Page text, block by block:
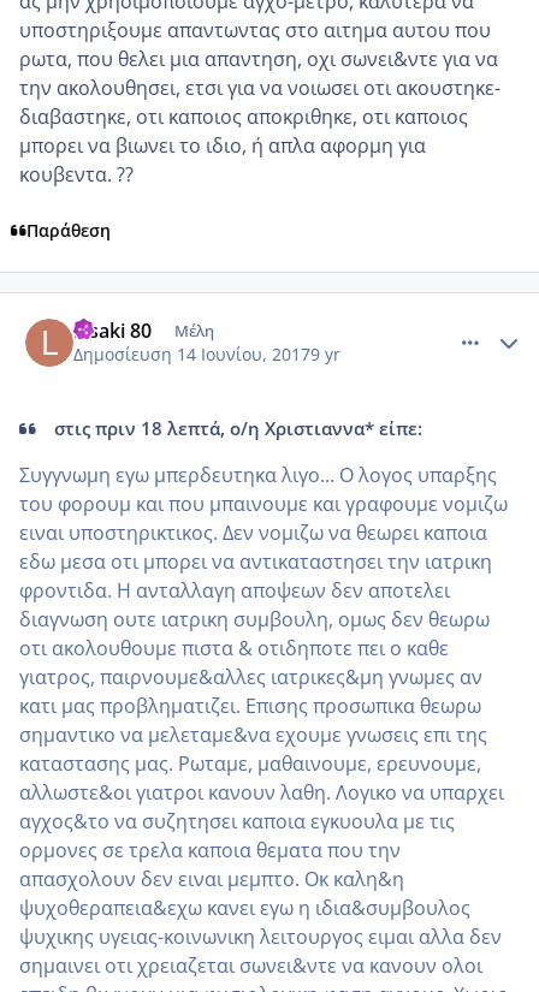
υποστηριξουμε απαντωντας στο αιτημα αυτου που
ρωτα, που θελει μια απαντηση, οχι σωνει&ντε για να
την ακολουθησει, ετσι για να νοιωσει οτι ακουστηκε-
διαβαστηκε, οτι καποιος αποκριθηκε, οτι καποιος
μπορει να βιωνει το ιδιο, ή απλα αφορμη για
κουβεντα. ??
Παράθεση
Lisaki 80 Μέλη
Δημοσίευση 14 Ιουνίου, 20179 yr
στις πριν 18 λεπτά, ο/η Χριστιαννα* είπε:
Συγγνωμη εγω μπερδευτηκα λιγο... Ο λογος υπαρξης
του φορουμ και που μπαινουμε και γραφουμε νομιζω
ειναι υποστηρικτικος. Δεν νομιζω να θεωρει καποια
εδω μεσα οτι μπορει να αντικαταστησει την ιατρικη
φροντιδα. Η ανταλλαγη αποψεων δεν αποτελει
διαγνωση ουτε ιατρικη συμβουλη, ομως δεν θεωρω
οτι ακολουθουμε πιστα & οτιδηποτε πει ο καθε
γιατρος, παιρνουμε&αλλες ιατρικες&μη γνωμες αν
κατι μας προβληματιζει. Επισης προσωπικα θεωρω
σημαντικο να μελεταμε&να εχουμε γνωσεις επι της
καταστασης μας. Ρωταμε, μαθαινουμε, ερευνουμε,
αλλωστε&οι γιατροι κανουν λαθη. Λογικο να υπαρχει
αγχος&το να συζητησει καποια εγκυουλα με τις
ορμονες σε τρελα καποια θεματα που την
απασχολουν δεν ειναι μεμπτο. Οκ καλη&η
ψυχοθεραπεια&εχω κανει εγω η ιδια&συμβουλος
ψυχικης υγειας-κοινωνικη λειτουργος ειμαι αλλα δεν
σημαινει οτι χρειαζεται σωνει&ντε να κανουν ολοι